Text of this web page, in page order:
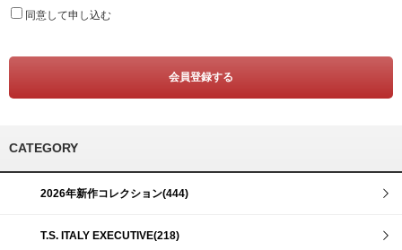
同意して申し込む
CATEGORY
2026年新作コレクション(444)
T.S. ITALY EXECUTIVE(218)